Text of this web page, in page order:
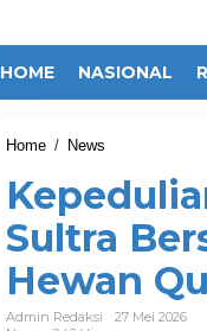
HOME NASIONAL
Home / News
p
e
d
u
l
i
Sultra
Hewan
Admin Redaksi
27 Mei 2026